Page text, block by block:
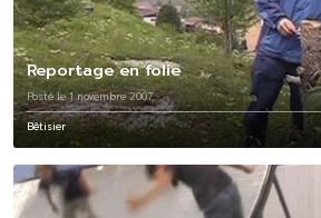
Reportage en folie
Posté le 1 novembre 2007
Bêtisier